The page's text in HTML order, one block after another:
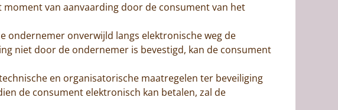
van aanvaarding door de consument van het
ondernemer onverwijld langs elektronische weg de
niet door de ondernemer is bevestigd, kan de consument
en organisatorische maatregelen ter beveiliging
de consument elektronisch kan betalen, zal de